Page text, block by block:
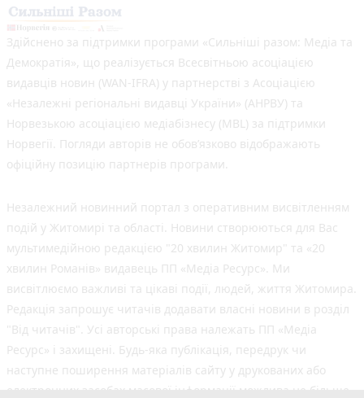
Здійснено за підтримки програми «Сильніші разом: Медіа та
Демократія», що реалізується Всесвітньою асоціацією
видавців новин (WAN-IFRA) у партнерстві з Асоціацією
«Незалежні регіональні видавці України» (АНРВУ) та
Норвезькою асоціацією медіабізнесу (MBL) за підтримки
Норвегії. Погляди авторів не обов’язково відображають
офіційну позицію партнерів програми.
Незалежний новинний портал з оперативним висвітленням
подій у Житомирі та області. Новини створюються для Вас
мультимедійною редакцією "20 хвилин Житомир" та «20
хвилин Романів» видавець ПП «Медіа Ресурс». Ми
висвітлюємо важливі та цікаві події, людей, життя Житомира.
Редакція запрошує читачів додавати власні новини в розділ
"Від читачів". Усі авторські права належать ПП «Медіа
Ресурс» і захищені. Будь-яка публiкацiя, передрук чи
наступне поширення матеріалів сайту у друкованих або
електронних засобах масової інформації можлива не більше